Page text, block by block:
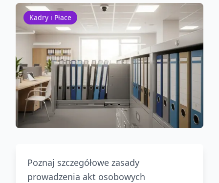
Kadry i Płace
Poznaj szczegółowe zasady
prowadzenia akt osobowych